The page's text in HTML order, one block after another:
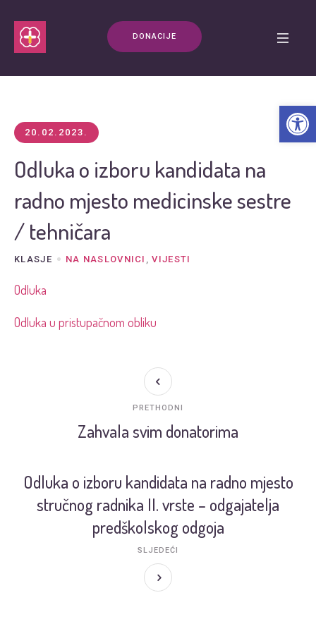
DONACIJE
20.02.2023.
Odluka o izboru kandidata na
radno mjesto medicinske sestre
/ tehničara
KLASJE NA NASLOVNICI ,VIJESTI
Odluka
Odluka u pristupačnom obliku
Zahvala svim donatorima
PRETHODNI
Odluka o izboru kandidata na radno mjesto
stručnog radnika II. vrste – odgajatelja
predškolskog odgoja
SLJEDEĆI